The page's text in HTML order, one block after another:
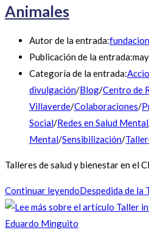
Animales
Autor de la entrada:
Publicación de la entrada:
Categoría de la entrada:
divulgación/Blog/Centro de
Villaverde/Colaboraciones/
Social/Redes en Salud Mental
Mental/Sensibilización/
Talleres de salud y bienestar en el
Continuar leyendoDespedida de la